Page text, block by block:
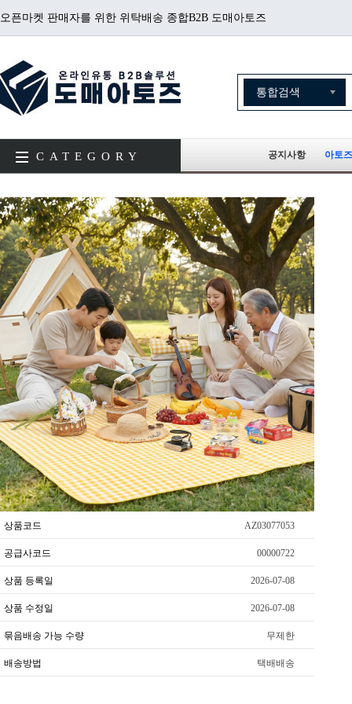
오픈마켓 판매자를 위한 위탁배송 종합B2B 도매아토즈
CATEGORY 공지사항 아토
상품코드 AZ03077053
공급사코드 00000722
상품 등록일 2026-07-08
상품 수정일 2026-07-08
묶음배송 가능 수량 무제한
배송방법 택배배송